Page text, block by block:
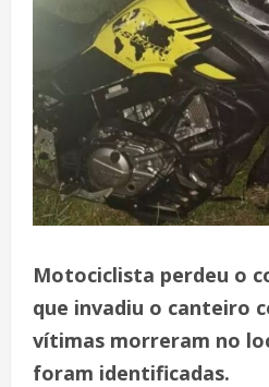
Motociclista perdeu o
que invadiu o canteiro
vítimas morreram no
foram identificadas.